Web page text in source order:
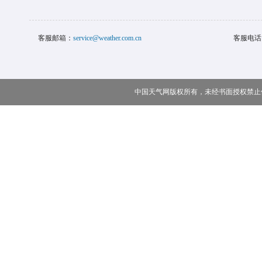
客服邮箱： service@weather.com.cn 客服电
中国天气网版权所有，未经书面授权